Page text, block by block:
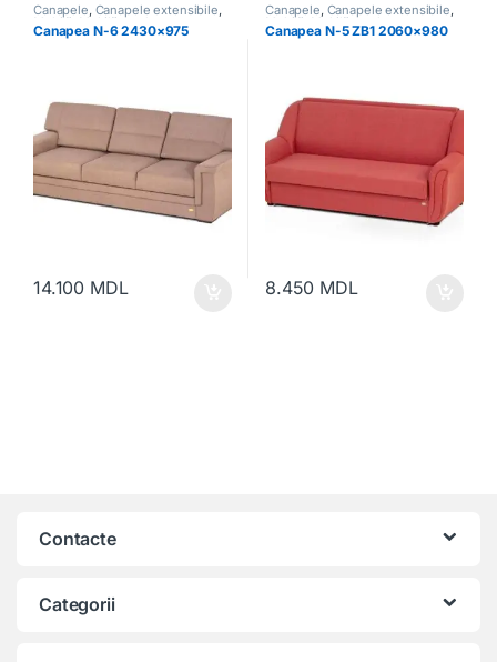
Canapele, Canapele extensibile,
Mobilă Mobilă moale
Canapea N-6 2430×975
14.100 MDL
Canapele, Canapele extensibile,
Mobilă Mobilă moale
Canapea N-5 ZB1 2060×980
8.450 MDL
Contacte
Categorii